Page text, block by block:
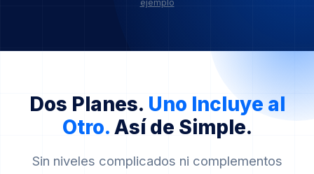
ejemplo
Dos Planes. Uno Incluye al
Otro. Así de Simple.
Sin niveles complicados ni complementos